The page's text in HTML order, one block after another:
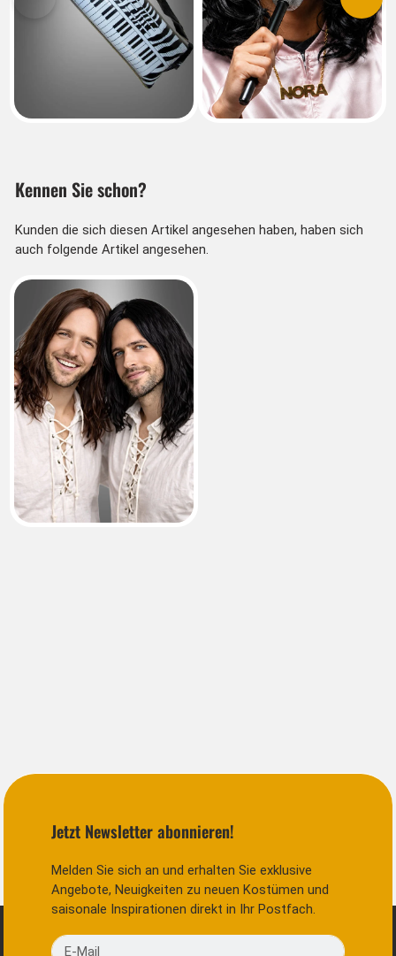
Vorherige
Kennen Sie schon?
Kunden die sich diesen Artikel angesehen haben, haben sich
auch folgende Artikel angesehen.
Jetzt Newsletter abonnieren!
Melden Sie sich an und erhalten Sie exklusive
Angebote, Neuigkeiten zu neuen Kostümen und
saisonale Inspirationen direkt in Ihr Postfach.
E-Mail